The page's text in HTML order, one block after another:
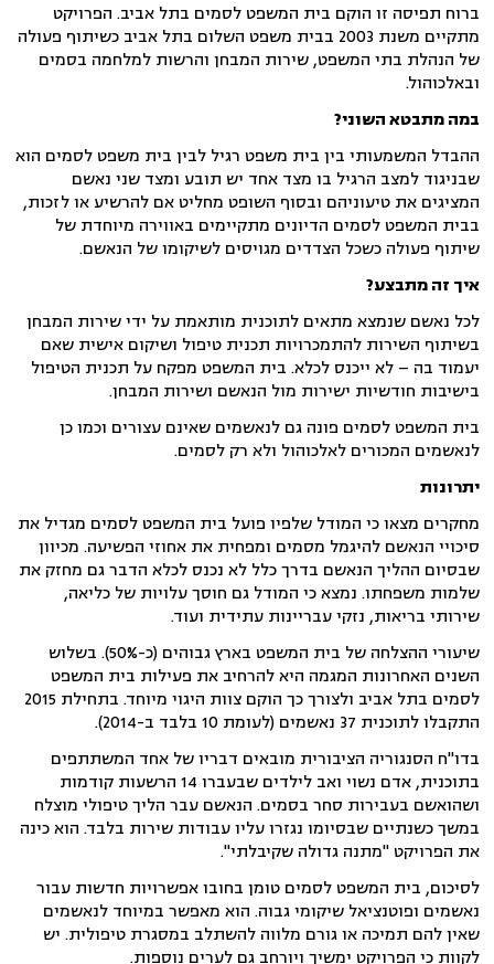
ברוח תפיסה זו הוקם בית המשפט לסמים בתל אביב. הפרויקט
מתקיים משנת 2003 בבית משפט השלום בתל אביב כשיתוף פעולה
של הנהלת בתי המשפט, שירות המבחן והרשות למלחמה בסמים
ובאלכוהול.
במה מתבטא השוני?
ההבדל המשמעותי בין בית משפט רגיל לבין בית משפט לסמים הוא
שבניגוד למצב הרגיל בו מצד אחד יש תובע ומצד שני נאשם
המציגים את טיעוניהם ובסוף השופט מחליט אם להרשיע או לזכות,
בבית המשפט לסמים הדיונים מתקיימים באווירה מיוחדת של
שיתוף פעולה כשכל הצדדים מגויסים לשיקומו של הנאשם.
איך זה מתבצע?
לכל נאשם שנמצא מתאים לתוכנית מותאמת על ידי שירות המבחן
בשיתוף השירות להתמכרויות תכנית טיפול ושיקום אישית שאם
יעמוד בה – לא ייכנס לכלא. בית המשפט מפקח על תכנית הטיפול
בישיבות חודשיות ישירות מול הנאשם ושירות המבחן.
בית המשפט לסמים פונה גם לנאשמים שאינם עצורים וכמו כן
לנאשמים המכורים לאלכוהול ולא רק לסמים.
יתרונות
מחקרים מצאו כי המודל שלפיו פועל בית המשפט לסמים מגדיל את
סיכויי הנאשם להיגמל מסמים ומפחית את אחוזי הפשיעה. מכיוון
שבסיום ההליך הנאשם בדרך כלל לא נכנס לכלא הדבר גם מחזק את
שלמות משפחתו. נמצא כי המודל גם חוסך עלויות של כליאה,
שירותי בריאות, נזקי עבריינות עתידית ועוד.
שיעורי ההצלחה של בית המשפט בארץ גבוהים (כ-50%). בשלוש
השנים האחרונות המגמה היא להרחיב את פעילות בית המשפט
לסמים בתל אביב ולצורך כך הוקם צוות היגוי מיוחד. בתחילת 2015
התקבלו לתוכנית 37 נאשמים (לעומת 10 בלבד ב-2014).
בדו"ח הסנגוריה הציבורית מובאים דבריו של אחד המשתתפים
בתוכנית, אדם נשוי ואב לילדים שבעברו 14 הרשעות קודמות
ושהואשם בעבירות סחר בסמים. הנאשם עבר הליך טיפולי מוצלח
במשך כשנתיים שבסיומו נגזרו עליו עבודות שירות בלבד. הוא כינה
את הפרויקט "מתנה גדולה שקיבלתי".
לסיכום, בית המשפט לסמים טומן בחובו אפשרויות חדשות עבור
נאשמים ופוטנציאל שיקומי גבוה. הוא מאפשר במיוחד לנאשמים
שאין להם תמיכה או גורם מלווה להשתלב במסגרת טיפולית. יש
לקוות כי הפרויקט ימשיך ויורחב גם לערים נוספות.